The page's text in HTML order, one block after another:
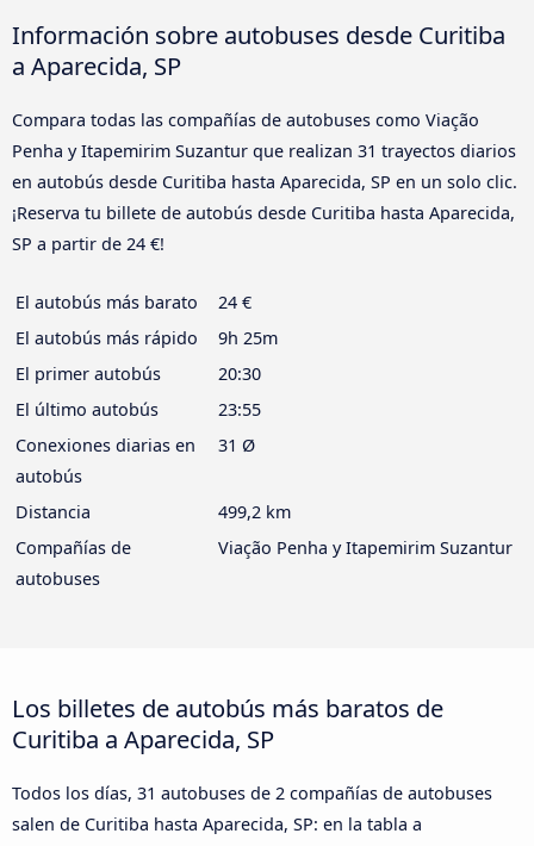
Información sobre autobuses desde Curitiba
a Aparecida, SP
Compara todas las compañías de autobuses como Viação
Penha y Itapemirim Suzantur que realizan 31 trayectos diarios
en autobús desde Curitiba hasta Aparecida, SP en un solo clic.
¡Reserva tu billete de autobús desde Curitiba hasta Aparecida,
SP a partir de 24 €!
El autobús más barato
24 €
El autobús más rápido
9h 25m
El primer autobús
20:30
El último autobús
23:55
Conexiones diarias en
autobús
31 Ø
Distancia
499,2 km
Compañías de
autobuses
Viação Penha y Itapemirim Suzantur
Los billetes de autobús más baratos de
Curitiba a Aparecida, SP
Todos los días, 31 autobuses de 2 compañías de autobuses
salen de Curitiba hasta Aparecida, SP: en la tabla a